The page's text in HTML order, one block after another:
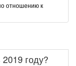
отношению к
году?